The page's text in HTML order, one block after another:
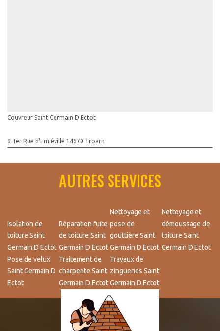
Couvreur Saint Germain D Ectot
9 Ter Rue d'Emiéville 14670 Troarn
AUTRES SERVICES
Isolation de
toiture Saint
Germain D Ectot
Réparation fuite
de toiture Saint
Germain D Ectot
Nettoyage et
pose de
gouttière Saint
Germain D Ectot
Nettoyage et
démoussage de
toiture Saint
Germain D Ectot
Pose de velux
Saint Germain D
Ectot
Traitement de
charpente Saint
Germain D Ectot
Travaux de
zingueries Saint
Germain D Ectot